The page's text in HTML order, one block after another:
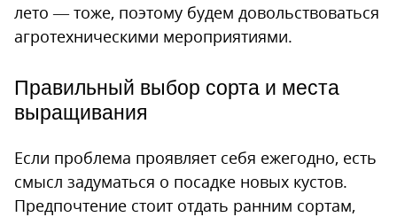
лето — тоже, поэтому будем довольствоваться
агротехническими мероприятиями.
Правильный выбор сорта и места
выращивания
Если проблема проявляет себя ежегодно, есть
смысл задуматься о посадке новых кустов.
Предпочтение стоит отдать ранним сортам,